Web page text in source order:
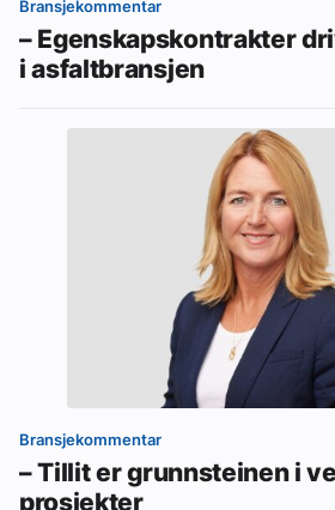
Bransjekommentar
– Egenskapskontrakter
i asfaltbransjen
Bransjekommentar
– Tillit er grunnsteinen i
prosjekter